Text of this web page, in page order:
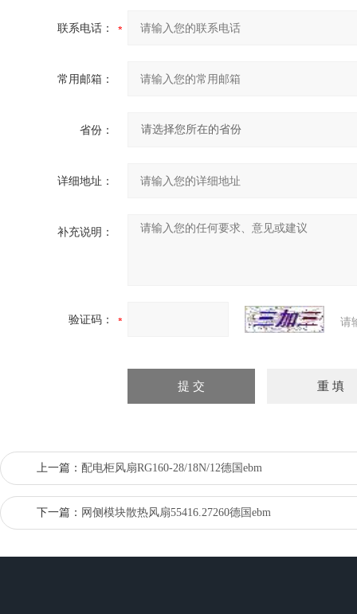
联系电话：
常用邮箱：
省份：
详细地址：
补充说明：
验证码： 请
上一篇： 配电柜风扇RG160-28/18N/12德国ebm
下一篇： 网侧模块散热风扇55416.27260德国ebm